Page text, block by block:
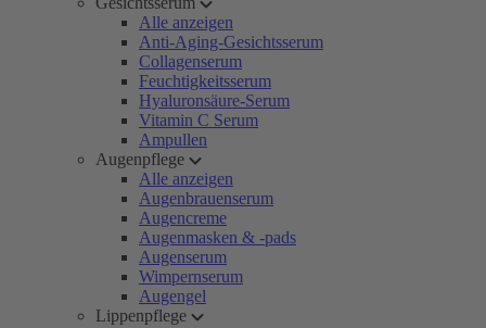
Alle anzeigen
Anti-Aging-Gesichtsserum
Collagenserum
Feuchtigkeitsserum
Hyaluronsäure-Serum
Vitamin C Serum
Ampullen
Augenpflege
Alle anzeigen
Augenbrauenserum
Augencreme
Augenmasken & -pads
Augenserum
Wimpernserum
Augengel
Lippenpflege